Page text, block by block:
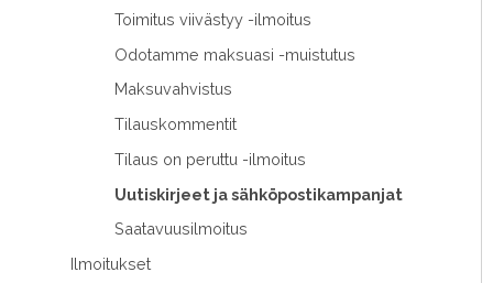
Toimitus viivästyy -ilmoitus
Odotamme maksuasi -muistutus
Maksuvahvistus
Tilauskommentit
Tilaus on peruttu -ilmoitus
Uutiskirjeet ja sähköpostikampanjat
Saatavuusilmoitus
Ilmoitukset